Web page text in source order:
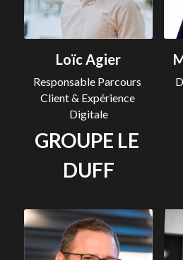
Loïc Agier
Responsable Parcours
Client & Expérience
Digitale
GROUPE LE
DUFF